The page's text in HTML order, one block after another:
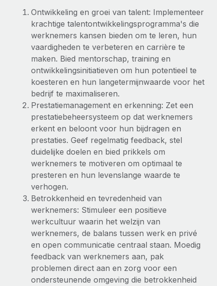
Ontwikkeling en groei van talent: Implementeer
krachtige talentontwikkelingsprogramma's die
werknemers kansen bieden om te leren, hun
vaardigheden te verbeteren en carrière te
maken. Bied mentorschap, training en
ontwikkelingsinitiatieven om hun potentieel te
koesteren en hun langetermijnwaarde voor het
bedrijf te maximaliseren.
Prestatiemanagement en erkenning: Zet een
prestatiebeheersysteem op dat werknemers
erkent en beloont voor hun bijdragen en
prestaties. Geef regelmatig feedback, stel
duidelijke doelen en bied prikkels om
werknemers te motiveren om optimaal te
presteren en hun levenslange waarde te
verhogen.
Betrokkenheid en tevredenheid van
werknemers: Stimuleer een positieve
werkcultuur waarin het welzijn van
werknemers, de balans tussen werk en privé
en open communicatie centraal staan. Moedig
feedback van werknemers aan, pak
problemen direct aan en zorg voor een
ondersteunende omgeving die betrokkenheid